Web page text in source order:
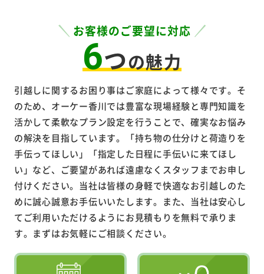
お客様のご要望に対応
6つの魅力
引越しに関するお困り事はご家庭によって様々です。そ
のため、オーケー香川では豊富な現場経験と専門知識を
活かして柔軟なプラン設定を行うことで、確実なお悩み
の解決を目指しています。「持ち物の仕分けと荷造りを
手伝ってほしい」「指定した日程に手伝いに来てほし
い」など、ご要望があれば遠慮なくスタッフまでお申し
付けください。当社は皆様の身軽で快適なお引越しのた
めに誠心誠意お手伝いいたします。また、当社は安心し
てご利用いただけるようにお見積もりを無料で承りま
す。まずはお気軽にご相談ください。